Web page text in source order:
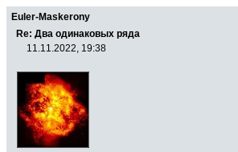
Euler-Maskerony
Re: Два одинаковых ряда
11.11.2022, 19:38